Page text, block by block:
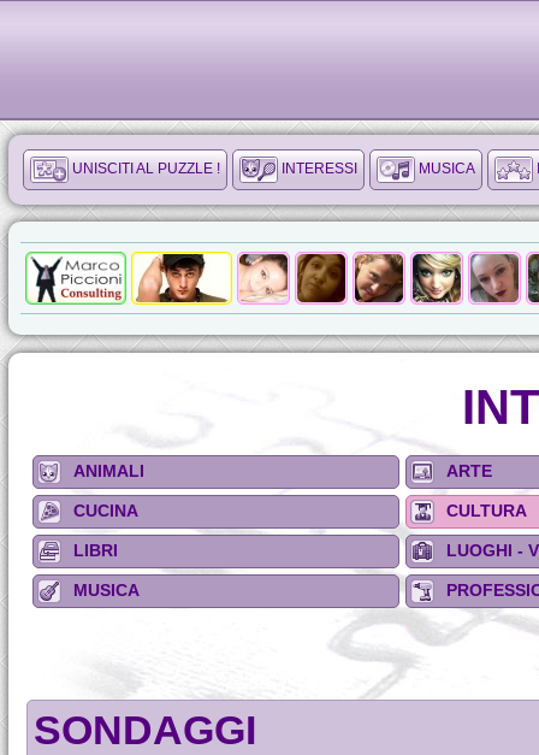
UNISCITI AL PUZZLE ! INTERESSI MUSICA
ANIMALI ARTE
CUCINA CULTURA
LIBRI LUOGHI -
MUSICA
SONDAGGI